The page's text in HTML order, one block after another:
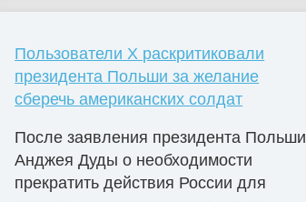
Пользователи X раскритиковали
президента Польши за желание
сберечь американских солдат
После заявления президента Польши
Анджея Дуды о необходимости
прекратить действия России для